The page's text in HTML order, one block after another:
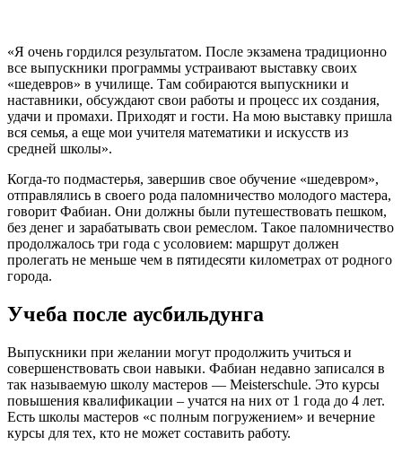
«Я очень гордился результатом. После экзамена традиционно
все выпускники программы устраивают выставку своих
«шедевров» в училище. Там собираются выпускники и
наставники, обсуждают свои работы и процесс их создания,
удачи и промахи. Приходят и гости. На мою выставку пришла
вся семья, а еще мои учителя математики и искусств из
средней школы».
Когда-то подмастерья, завершив свое обучение «шедевром»,
отправлялись в своего рода паломничество молодого мастера,
говорит Фабиан. Они должны были путешествовать пешком,
без денег и зарабатывать свои ремеслом. Такое паломничество
продолжалось три года с усоловием: маршрут должен
пролегать не меньше чем в пятидесяти километрах от родного
города.
Учеба после аусбильдунга
Выпускники при желании могут продолжить учиться и
совершенствовать свои навыки. Фабиан недавно записался в
так называемую школу мастеров — Meisterschule. Это курсы
повышения квалификации – учатся на них от 1 года до 4 лет.
Есть школы мастеров «с полным погружением» и вечерние
курсы для тех, кто не может составить работу.